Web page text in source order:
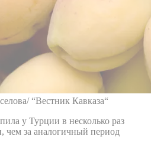
“Вестник Кавказа“
у Турции в несколько раз
чем за аналогичный период